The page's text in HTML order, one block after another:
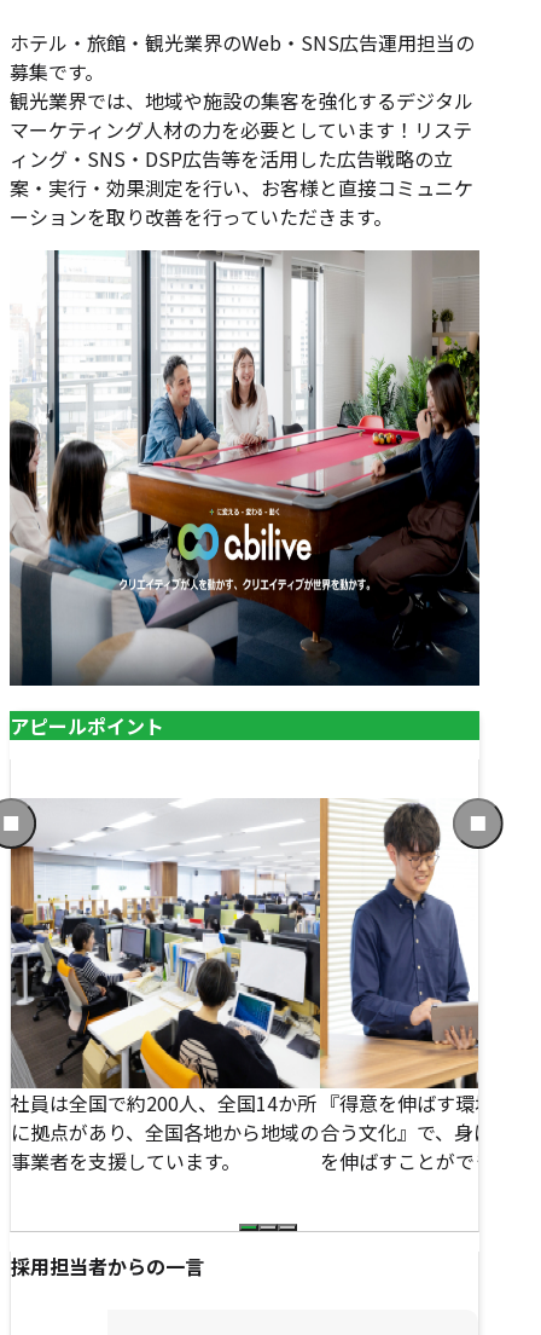
ホテル・旅館・観光業界のWeb・SNS広告運用担当の
募集です。
観光業界では、地域や施設の集客を強化するデジタル
マーケティング人材の力を必要としています！リステ
ィング・SNS・DSP広告等を活用した広告戦略の立
案・実行・効果測定を行い、お客様と直接コミュニケ
ーションを取り改善を行っていただきます。
アピールポイント
前
の
イ
ド
に
移
動
す
る
次
の
動
る
社員は全国で約200人、全国14か所
に拠点があり、全国各地から地域の
事業者を支援しています。
『得意を伸ばす環境』
合う文化』で、身に着け
を伸ばすことができます
採用担当者からの一言